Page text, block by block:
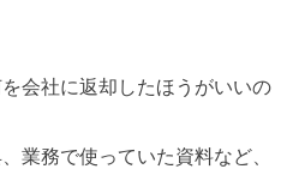
会社に返却したほうがいいの
業務で使っていた資料など、